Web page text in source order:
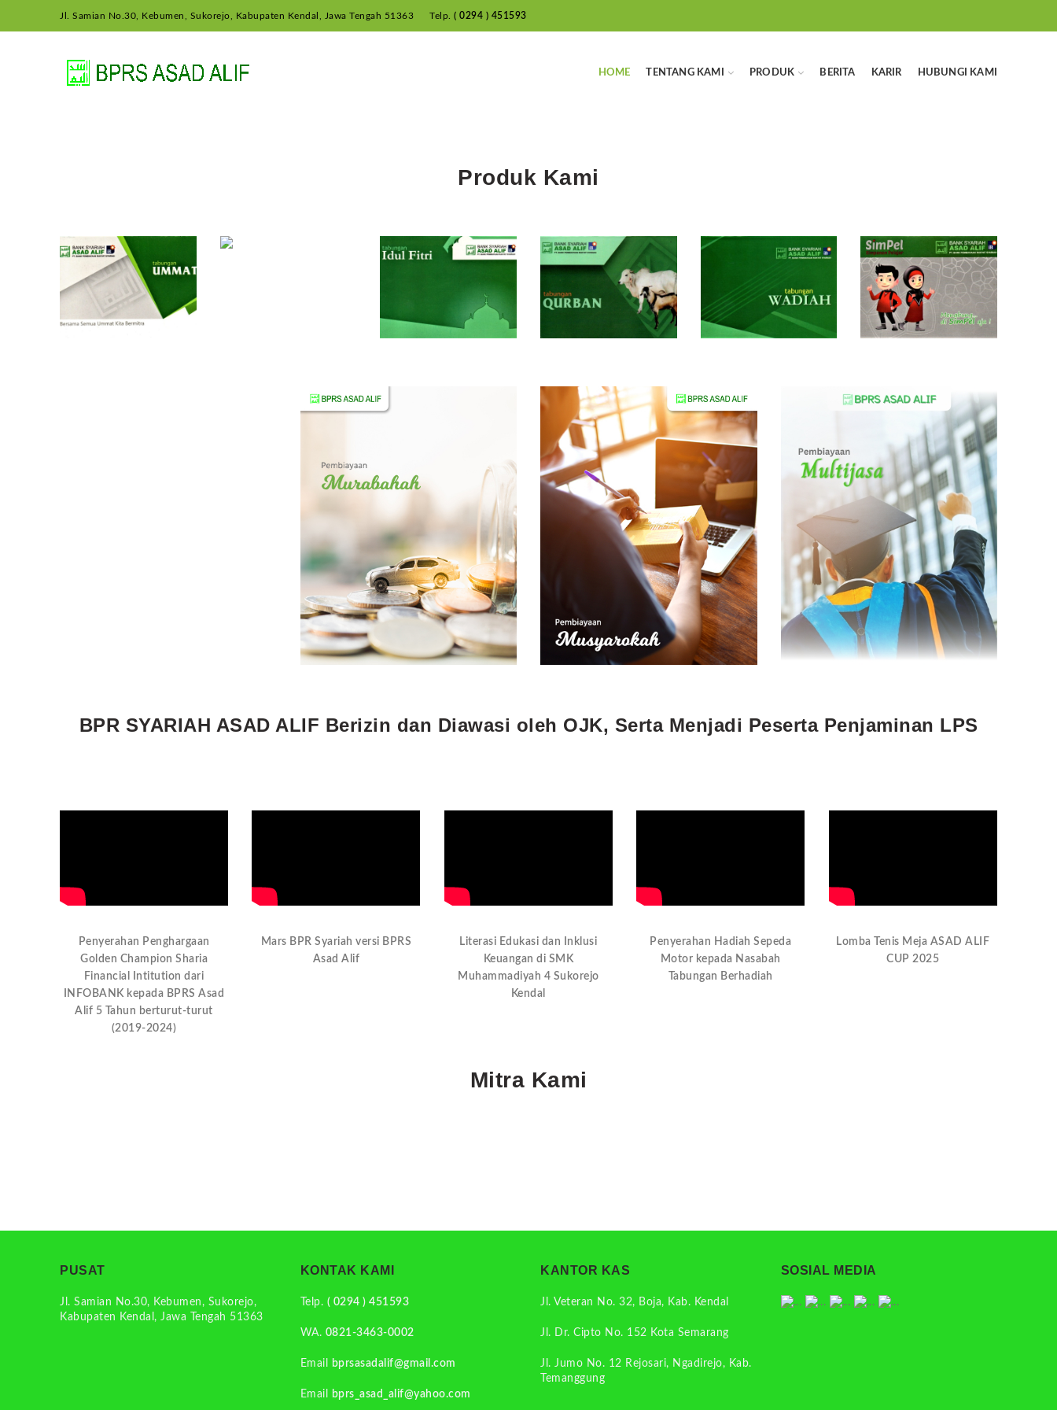
Jl. Samian No.30, Kebumen, Sukorejo, Kabupaten Kendal, Jawa Tengah 51363 Telp. ( 0294 ) 451593
HOME TENTANG KAMI PRODUK BERITA KARIR HUBUNGI KAMI
Produk Kami
BPR SYARIAH ASAD ALIF Berizin dan Diawasi oleh OJK, Serta Menjadi Peserta Penjaminan LPS
Penyerahan Penghargaan
Golden Champion Sharia
Financial Intitution dari
INFOBANK kepada BPRS Asad
Alif 5 Tahun berturut-turut
(2019-2024)
Mars BPR Syariah versi BPRS
Asad Alif
Literasi Edukasi dan Inklusi
Keuangan di SMK
Muhammadiyah 4 Sukorejo
Kendal
Penyerahan Hadiah Sepeda
Motor kepada Nasabah
Tabungan Berhadiah
Lomba Tenis Meja ASAD ALIF
CUP 2025
Mitra Kami
PUSAT
Jl. Samian No.30, Kebumen, Sukorejo,
Kabupaten Kendal, Jawa Tengah 51363
KONTAK KAMI
Telp. ( 0294 ) 451593
WA. 0821-3463-0002
Email bprsasadalif@gmail.com
Email bprs_asad_alif@yahoo.com
KANTOR KAS
Jl. Veteran No. 32, Boja, Kab. Kendal
Jl. Dr. Cipto No. 152 Kota Semarang
Jl. Jumo No. 12 Rejosari, Ngadirejo, Kab.
Temanggung
SOSIAL MEDIA